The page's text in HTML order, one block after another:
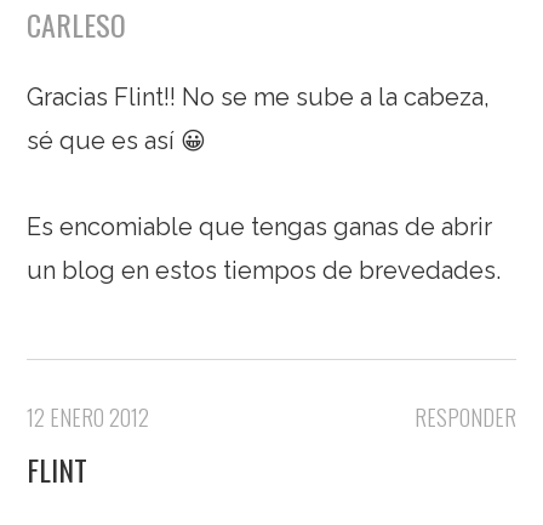
CARLESO
Gracias Flint!! No se me sube a la cabeza,
sé que es así 😀
Es encomiable que tengas ganas de abrir
un blog en estos tiempos de brevedades.
RESPONDER
12 ENERO 2012
FLINT